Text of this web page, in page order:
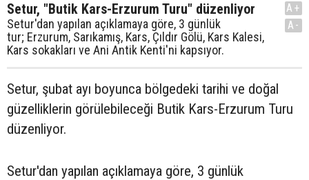
Setur, "Butik Kars-Erzurum Turu" düzenliyor
Setur'dan yapılan açıklamaya göre, 3 günlük
tur; Erzurum, Sarıkamış, Kars, Çıldır Gölü, Kars Kalesi,
Kars sokakları ve Ani Antik Kenti'ni kapsıyor.
A+
A-
Setur, şubat ayı boyunca bölgedeki tarihi ve doğal
güzelliklerin görülebileceği Butik Kars-Erzurum Turu
düzenliyor.
Setur'dan yapılan açıklamaya göre, 3 günlük